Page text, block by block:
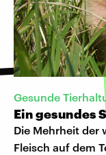
Gesunde
Ein gesundes
Die Mehrheit der
Fleisch auf dem